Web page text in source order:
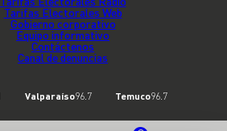
Tarifas Electorales Web
Gobierno corporativo
Equipo informativo
Contáctenos
Canal de denuncias
Valparaíso96.7 Temuco96.7